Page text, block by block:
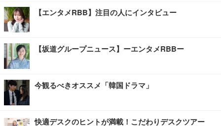
【エンタメRBB】注目の人にインタビュー
【坂道グループニュース】ーエンタメRBBー
今観るべきオススメ「韓国ドラマ」
快適デスクのヒントが満載！こだわりデスクツアー